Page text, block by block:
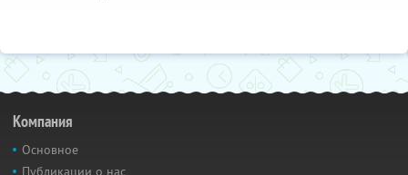
Компания
Основное
Публикации о нас